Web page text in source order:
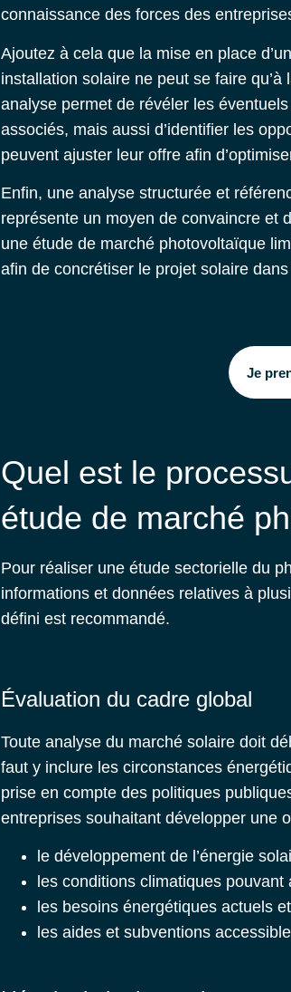
connaissance des forces des
Ajoutez à cela que la mise en place
installation solaire ne peut se faire
analyse permet de révéler les
associés, mais aussi d’identifier les
peuvent ajuster leur offre afin
Enfin, une analyse structurée et
représente un moyen de convaincre et
une étude de marché photovoltaïque
afin de concrétiser le projet solaire
Je
Quel est le
étude de marché
Pour réaliser une étude sectorielle du
informations et données relatives à
défini est recommandé.
Évaluation du cadre global
Toute analyse du marché solaire doit
faut y inclure les circonstances
prise en compte des politiques
entreprises souhaitant développer une
le développement de l’énergie
les conditions climatiques
les besoins énergétiques actuels
les aides et subventions